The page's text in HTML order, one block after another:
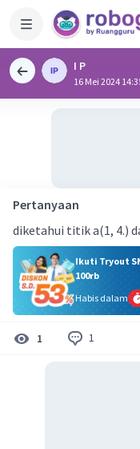
I P
16 Mei 2024
Pertanyaan
diketahui titik a(1, 4.)
Ikuti Tryout
100rb
Habis dalam
1 1